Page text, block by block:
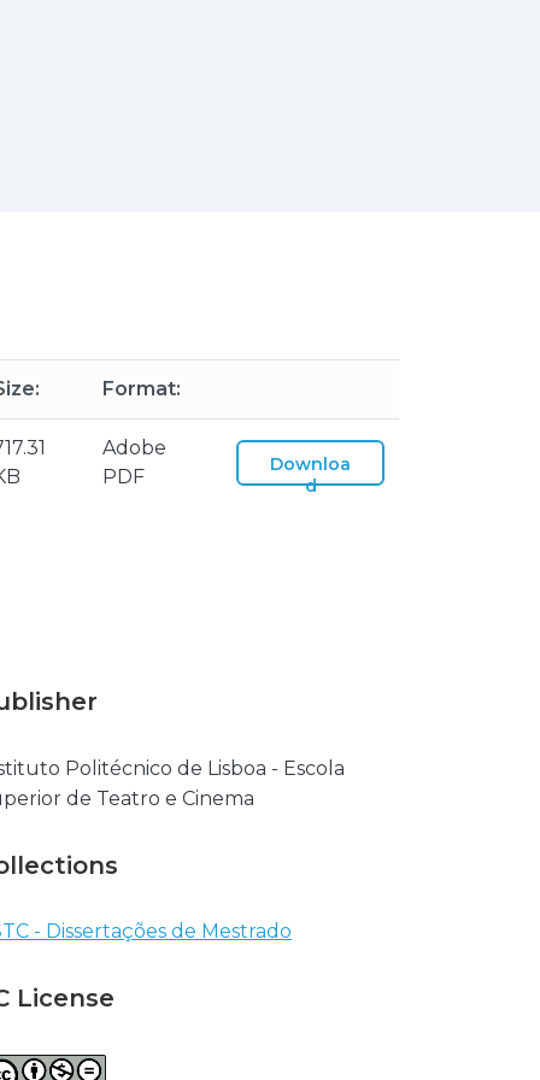
Format:
Adobe
PDF
Downloa
d
Politécnico de Lisboa - Escola
de Teatro e Cinema
- Dissertações de Mestrado
License